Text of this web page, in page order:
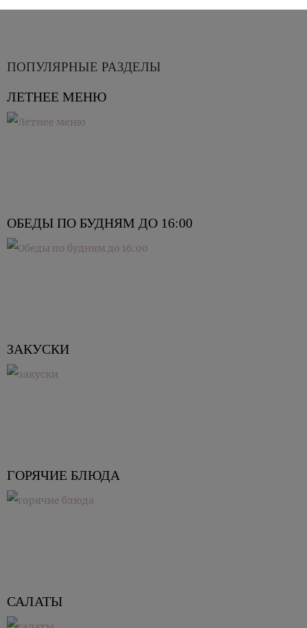
ПОПУЛЯРНЫЕ РАЗДЕЛЫ
ЛЕТНЕЕ МЕНЮ
ОБЕДЫ ПО БУДНЯМ ДО 16:00
ЗАКУСКИ
ГОРЯЧИЕ БЛЮДА
САЛАТЫ